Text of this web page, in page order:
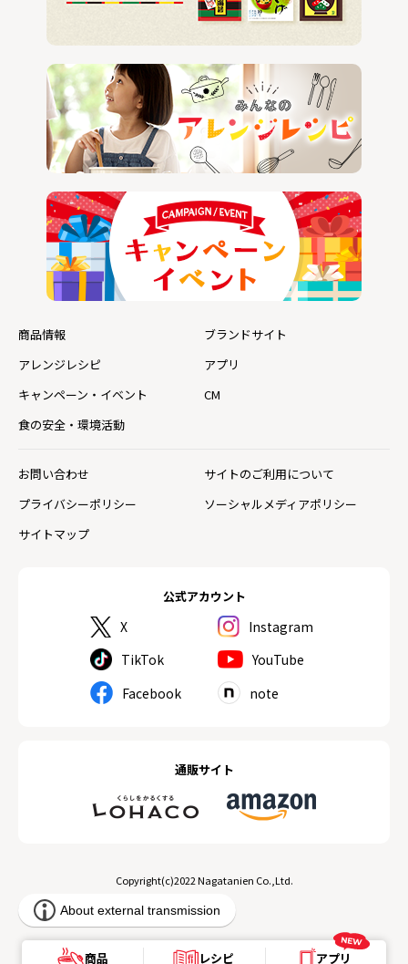
公式アカウント
X
Instagram
TikTok
YouTube
Facebook
note
通販サイト
商品情報
ブランドサイト
アレンジレシピ
アプリ
キャンペーン・イベント
CM
食の安全・環境活動
お問い合わせ
サイトのご利用について
プライバシーポリシー
ソーシャルメディアポリシー
サイトマップ
Copyright(c)2022 Nagatanien Co.,Ltd.
商品 レシピ アプリ